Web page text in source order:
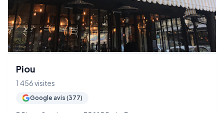
Piou
1 456 visites
Google avis (377)